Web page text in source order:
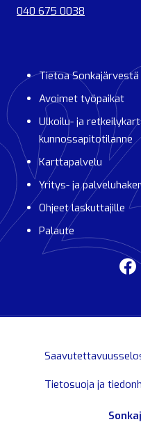
040 675 0038
Tietoa Sonkajärvestä
Avoimet työpaikat
Ulkoilu- ja
kunnossapitotilanne
Karttapalvelu
Yritys- ja
Ohjeet laskuttajille
Palaute
Tietosuoja ja